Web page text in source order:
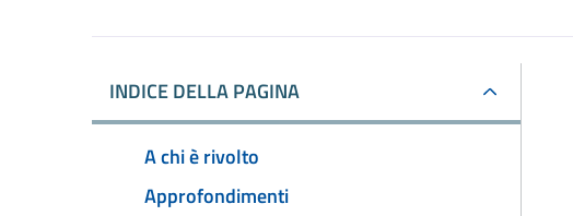
INDICE DELLA PAGINA
A chi è rivolto
Approfondimenti